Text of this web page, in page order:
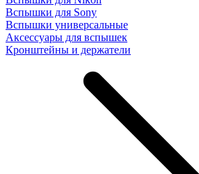
Вспышки для Sony
Вспышки универсальные
Аксесcуары для вспышек
Кронштейны и держатели